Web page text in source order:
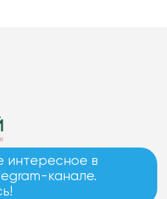
интересное в
канале.